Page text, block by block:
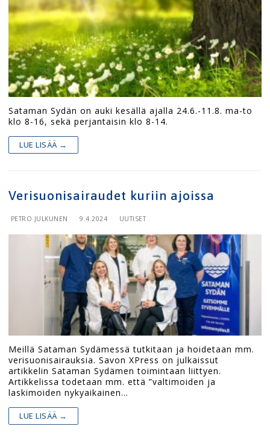
Sataman Sydän on auki kesällä ajalla 24.6.-11.8. ma-to
klo 8-16, sekä perjantaisin klo 8-14.
LUE LISÄÄ →
Verisuonisairaudet kuriin ajoissa
PETRO JULKUNEN 9.4.2024 UUTISET
Meillä Sataman Sydämessä tutkitaan ja hoidetaan mm.
verisuonisairauksia. Savon XPress on julkaissut
artikkelin Sataman Sydämen toimintaan liittyen.
Artikkelissa todetaan mm. että ”valtimoiden ja
laskimoiden nykyaikainen…
LUE LISÄÄ →